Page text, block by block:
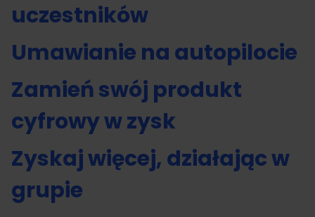
uczestników
Umawianie na autopilocie
Zamień swój produkt
cyfrowy w zysk
Zyskaj więcej, działając w
grupie